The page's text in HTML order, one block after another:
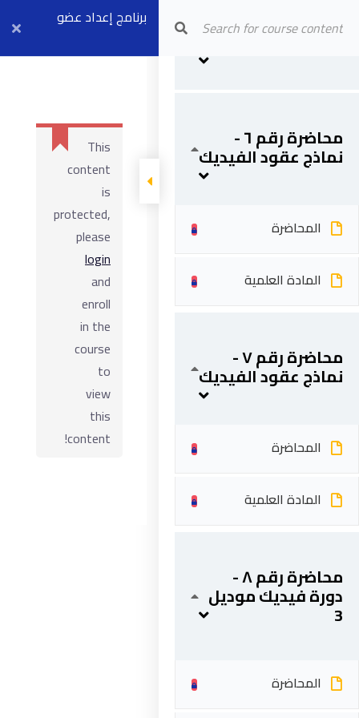
Arab Center for Arbitration
برنامج إعداد عضو
مجلس فض
بث مباشر ٦ أبريل
محاضرة رقم ٥ -
نماذج عقود الفيديك
محاضرة رقم ٦ -
نماذج عقود الفيديك
المحاضرة
المادة العلمية
محاضرة رقم ٧ -
نماذج عقود الفيديك
المحاضرة
المادة العلمية
محاضرة رقم ٨ -
دورة فيديك موديل
3
المحاضرة
This
content
is
protected,
please
login
and
enroll
in the
course
to
view
this
content!
ابقى على تواصل
5 شارع 278 – المعادي الجديدة – القاهرة – جمهورية مصر